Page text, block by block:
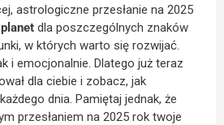
astrologiczne przesłanie na 2025
dla poszczególnych znaków
w których warto się rozwijać.
i emocjonalnie. Dlatego już teraz
dla ciebie i zobacz, jak
dnia. Pamiętaj jednak, że
przesłaniem na 2025 rok twoje